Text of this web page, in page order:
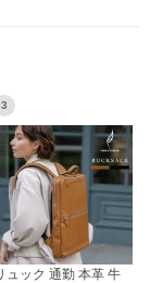
3
ュック 通勤 本革 牛